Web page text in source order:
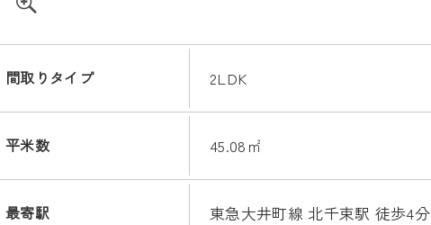
間取りタイプ 2LDK
平米数 45.08㎡
最寄駅 東急大井町線 北千束駅 徒歩4分